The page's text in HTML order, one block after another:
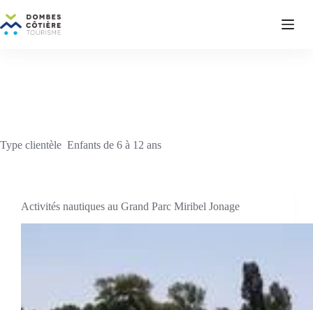
au
contenu
Type clientèle Enfants de 6 à 12 ans
Activités nautiques au Grand Parc Miribel Jonage